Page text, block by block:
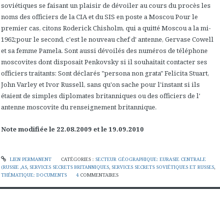
soviétiques se faisant un plaisir de dévoiler au cours du procès les
noms des officiers de la CIA et du SIS en poste a Moscou Pour le
premier cas, citons Roderick Chisholm, qui a quitté Moscou a la mi-
1962;pour le second, c'est le nouveau chef d' antenne, Gervase Cowell
et sa femme Pamela. Sont aussi dévoilés des numéros de téléphone
moscovites dont disposait Penkovsky si il souhaitait contacter ses
officiers traitants: Sont déclarés "persona non grata" Felicita Stuart,
John Varley et Ivor Russell, sans qu'on sache pour l'instant si ils
étaient de simples diplomates britanniques ou des officiers de l'
antenne moscovite du renseignement britannique.
Note modifiée le 22.08.2009 et le 19.09.2010
LIEN PERMANENT CATÉGORIES : SECTEUR GÉOGRAPHIQUE: EURASIE CENTRALE
(RUSSIE ,AS, SERVICES SECRETS BRITANNIQUES, SERVICES SECRETS SOVIÉTIQUES ET RUSSES,
THÉMATIQUE: DOCUMENTS
4 COMMENTAIRES